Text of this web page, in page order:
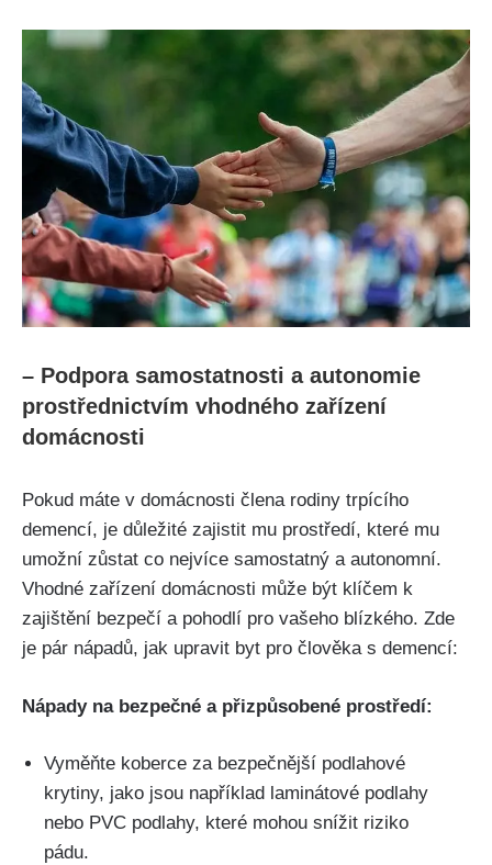
– Podpora samostatnosti a autonomie
prostřednictvím vhodného zařízení
domácnosti
Pokud máte v domácnosti člena rodiny trpícího
demencí, je důležité zajistit mu prostředí, které mu
umožní zůstat co nejvíce samostatný a autonomní.
Vhodné zařízení domácnosti může být klíčem k
zajištění bezpečí a pohodlí pro vašeho blízkého. Zde
je pár nápadů, jak upravit byt pro člověka s demencí:
Nápady na bezpečné a přizpůsobené prostředí:
Vyměňte koberce za bezpečnější podlahové
krytiny, jako jsou například laminátové podlahy
nebo PVC podlahy, které mohou snížit riziko
pádu.